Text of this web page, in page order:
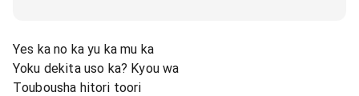
Yes ka no ka yu ka mu ka
Yoku dekita uso ka? Kyou wa
Toubousha hitori toori